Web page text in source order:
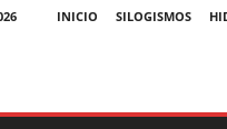
INICIO SILOGISMOS